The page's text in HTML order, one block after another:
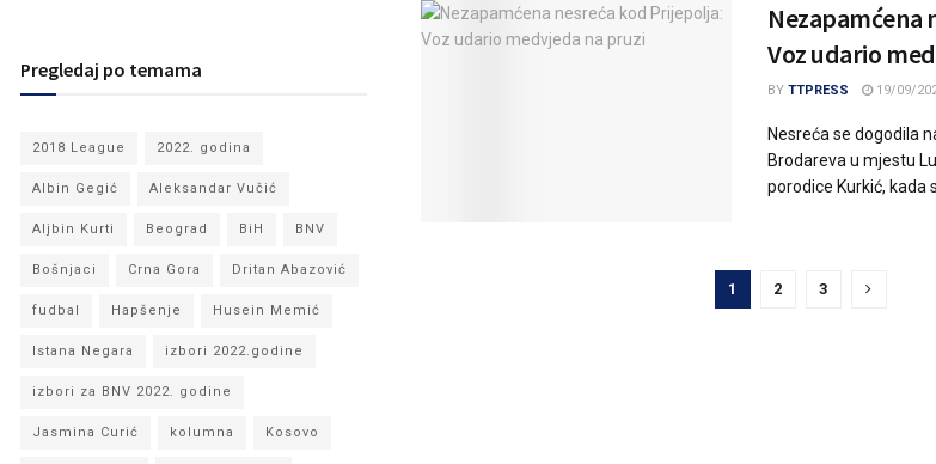
Nezapamćena
Voz udario
BY TTPRESS 19/09/
Nesreća se dogodila
Brodareva u mjestu
porodice Kurkić, kada
1 2 3
Pregledaj po temama
2018 League 2022. godina
Albin Gegić Aleksandar Vučić
Aljbin Kurti Beograd BiH BNV
Bošnjaci Crna Gora Dritan Abazović
fudbal Hapšenje Husein Memić
Istana Negara izbori 2022.godine
izbori za BNV 2022. godine
Jasmina Curić kolumna Kosovo